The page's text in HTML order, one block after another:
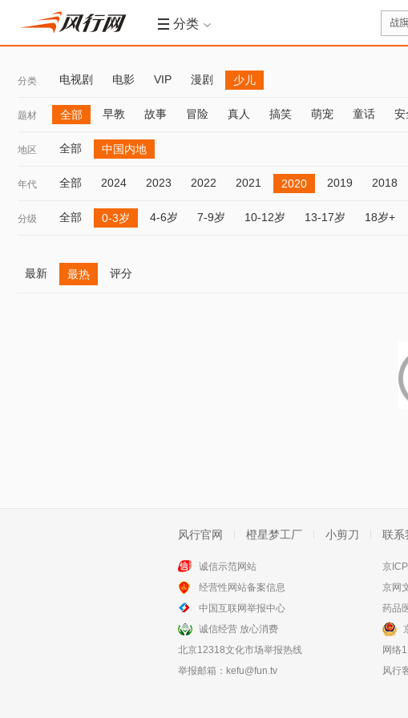
分类
分类 电视剧 电影 VIP 漫剧 少儿
题材 全部 早教 故事 冒险 真人 搞笑 萌宠 童话 安
地区 全部 中国内地
年代 全部 2024 2023 2022 2021 2020 2019 2018
分级 全部 0-3岁 4-6岁 7-9岁 10-12岁 13-17岁 18岁+
最新 最热 评分
风行官网 橙星梦工厂 小剪刀 联系
诚信示范网站
经营性网站备案信息
中国互联网举报中心
诚信经营 放心消费
北京12318文化市场举报热线
举报邮箱： kefu@fun.tv
京
京网
药品
网络
风行